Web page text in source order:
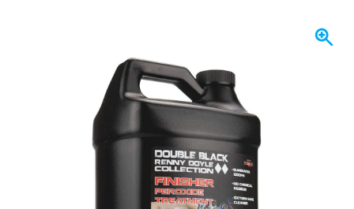
Heute versendet
P&S Finisher Peroxide Treatment 3,8 Liter - Geruchsentferner